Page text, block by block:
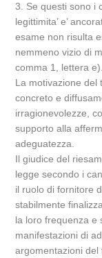
3. Se questi sono i
legittimita’ e’
esame non risulta
nemmeno vizio di
comma 1, lettera e).
La motivazione del
concreto e
irragionevolezze,
supporto alla
adeguatezza.
Il giudice del
legge secondo i
il ruolo di fornitore
stabilmente
la loro frequenza e
manifestazioni di
argomentazioni